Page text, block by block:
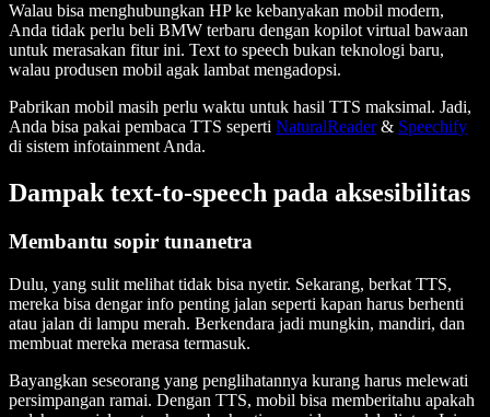
Walau bisa menghubungkan HP ke kebanyakan mobil modern,
Anda tidak perlu beli BMW terbaru dengan kopilot virtual bawaan
untuk merasakan fitur ini. Text to speech bukan teknologi baru,
walau produsen mobil agak lambat mengadopsi.
Pabrikan mobil masih perlu waktu untuk hasil TTS maksimal. Jadi,
Anda bisa pakai pembaca TTS seperti NaturalReader& Speechify
di sistem infotainment Anda.
Dampak text-to-speech pada aksesibilitas
Membantu sopir tunanetra
Dulu, yang sulit melihat tidak bisa nyetir. Sekarang, berkat TTS,
mereka bisa dengar info penting jalan seperti kapan harus berhenti
atau jalan di lampu merah. Berkendara jadi mungkin, mandiri, dan
membuat mereka merasa termasuk.
Bayangkan seseorang yang penglihatannya kurang harus melewati
persimpangan ramai. Dengan TTS, mobil bisa memberitahu apakah